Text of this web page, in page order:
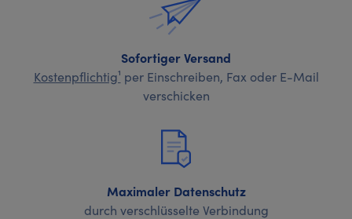
Sofortiger Versand
Kostenpflichtig¹ per Einschreiben, Fax oder E-Mail
verschicken
Maximaler Datenschutz
durch verschlüsselte Verbindung